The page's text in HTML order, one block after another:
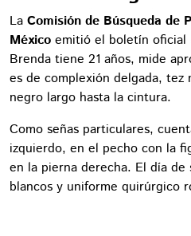
La Comisión de Búsqueda de
México emitió el boletín oficial
Brenda tiene 21 años, mide
es de complexión delgada, tez
negro largo hasta la cintura.
Como señas particulares,
izquierdo, en el pecho con la
en la pierna derecha. El día
blancos y uniforme quirúrgico